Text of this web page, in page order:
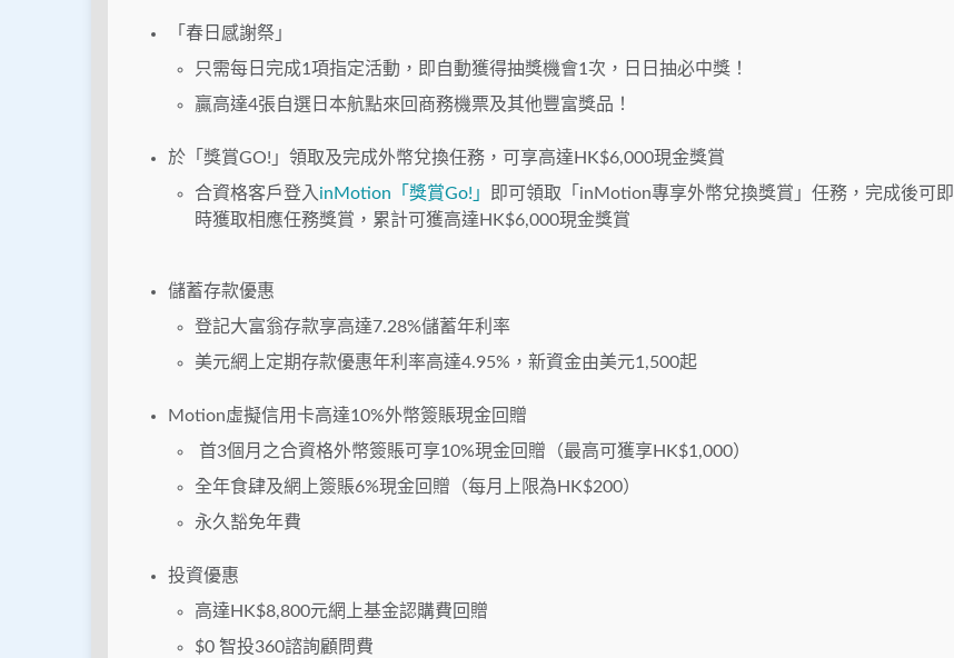
「春日感謝祭」
只需每日完成1項指定活動，即自動獲得抽獎機會1次，日日抽必中獎！
贏高達4張自選日本航點來回商務機票及其他豐富獎品！
於「獎賞GO!」領取及完成外幣兌換任務，可享高達HK$6,000現金獎賞
合資格客戶登入inMotion「獎賞Go!」 即可領取「inMotion專享外幣兌換獎賞」任務，完成後可即
時獲取相應任務獎賞，累計可獲高達HK$6,000現金獎賞
儲蓄存款優惠
登記大富翁存款享高達7.28%儲蓄年利率
美元網上定期存款優惠年利率高達4.95%，新資金由美元1,500起
Motion虛擬信用卡高達10%外幣簽賬現金回贈
首3個月之合資格外幣簽賬可享10%現金回贈（最高可獲享HK$1,000）
全年食肆及網上簽賬6%現金回贈（每月上限為HK$200）
永久豁免年費
投資優惠
高達HK$8,800元網上基金認購費回贈
$0 智投360諮詢顧問費